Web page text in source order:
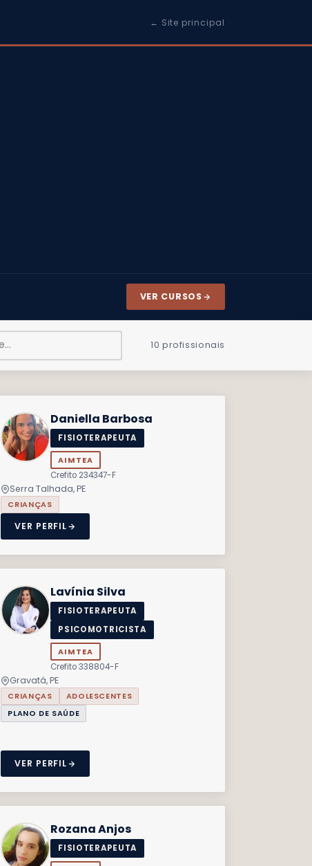
← Site principal
VER CURSOS
10 profissionais
Daniella Barbosa
FISIOTERAPEUTA
AIMTEA
Crefito 234347-F
Serra Talhada, PE
CRIANÇAS
VER PERFIL
Lavínia Silva
FISIOTERAPEUTA
PSICOMOTRICISTA
AIMTEA
Crefito 338804-F
Gravatá, PE
CRIANÇAS
ADOLESCENTES
PLANO DE SAÚDE
VER PERFIL
Rozana Anjos
FISIOTERAPEUTA